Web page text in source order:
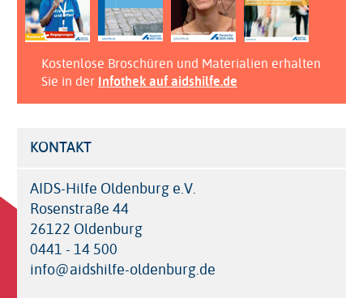
Kostenlose Broschüren und Materialien erhalten
Sie in der Infothek auf aidshilfe.de
KONTAKT
AIDS-Hilfe Oldenburg e.V.
Rosenstraße 44
26122 Oldenburg
0441 - 14 500
info@aidshilfe-oldenburg.de